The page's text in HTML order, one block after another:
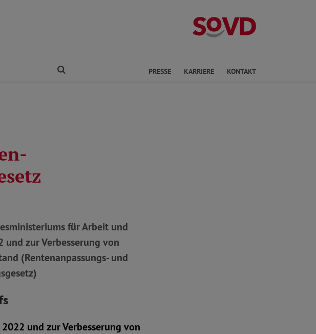
Landesverband
PRESSE KARRIERE KONTAKT
für Arbeit und
und zur Verbesserung von
(Rentenanpassungs- und
und zur Verbesserung von